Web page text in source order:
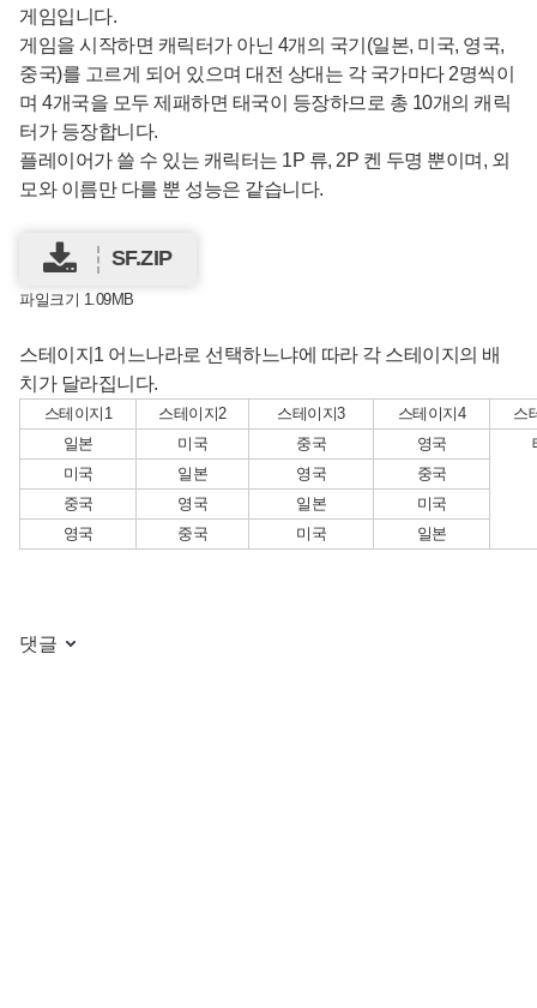
게임입니다.
게임을 시작하면 캐릭터가 아닌 4개의 국기(일본, 미국, 영국,
중국)를 고르게 되어 있으며 대전 상대는 각 국가마다 2명씩이
며 4개국을 모두 제패하면 태국이 등장하므로 총 10개의 캐릭
터가 등장합니다.
플레이어가 쓸 수 있는 캐릭터는 1P 류, 2P 켄 두명 뿐이며, 외
모와 이름만 다를 뿐 성능은 같습니다.
SF.ZIP
파일크기 1.09MB
스테이지1 어느나라로 선택하느냐에 따라 각 스테이지의 배
치가 달라집니다.
스테이지1 스테이지2 스테이지3 스테이지4
스
일본
미국 중국 영국
미국
일본 영국
중국
중국
영국 일본
미국
영국
중국 미국 일본
댓글